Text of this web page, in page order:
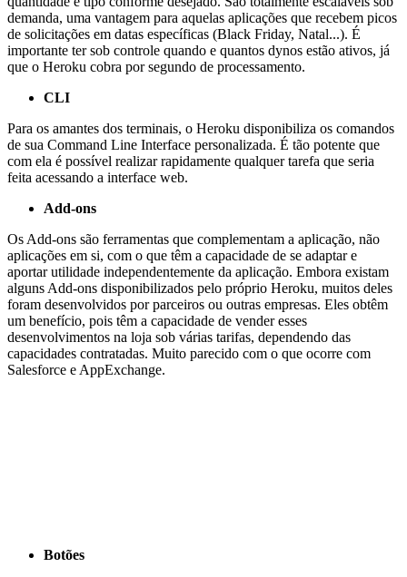
demanda, uma vantagem para aquelas aplicações que recebem picos
de solicitações em datas específicas (Black Friday, Natal...). É
importante ter sob controle quando e quantos dynos estão ativos, já
que o Heroku cobra por segundo de processamento.
CLI
Para os amantes dos terminais, o Heroku disponibiliza os comandos
de sua Command Line Interface personalizada. É tão potente que
com ela é possível realizar rapidamente qualquer tarefa que seria
feita acessando a interface web.
Add-ons
Os Add-ons são ferramentas que complementam a aplicação, não
aplicações em si, com o que têm a capacidade de se adaptar e
aportar utilidade independentemente da aplicação. Embora existam
alguns Add-ons disponibilizados pelo próprio Heroku, muitos deles
foram desenvolvidos por parceiros ou outras empresas. Eles obtêm
um benefício, pois têm a capacidade de vender esses
desenvolvimentos na loja sob várias tarifas, dependendo das
capacidades contratadas. Muito parecido com o que ocorre com
Salesforce e AppExchange.
Botões